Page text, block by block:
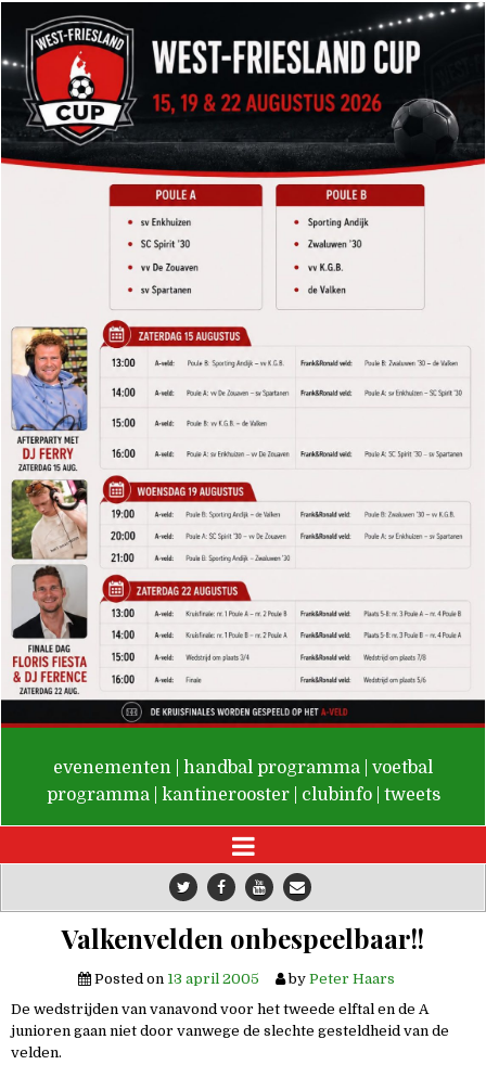
De Valken
evenementen handbal programma
voetbal
programma
kantinerooster clubinfo tweets
Valkenvelden onbespeelbaar!!
Posted on 13 april 2005 by Peter Haars
De wedstrijden van vanavond voor het tweede elftal en de A
junioren gaan niet door vanwege de slechte gesteldheid van de
velden.